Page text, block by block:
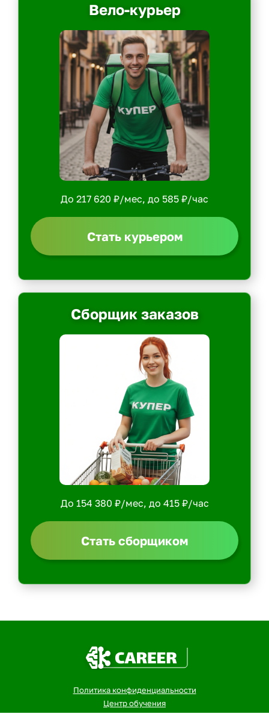
Вело-курьер
До 217 620 ₽/мес, до 585 ₽/час
Стать курьером
Сборщик заказов
До 154 380 ₽/мес, до 415 ₽/час
Стать сборщиком
Политика конфиденциальности
Центр обучения